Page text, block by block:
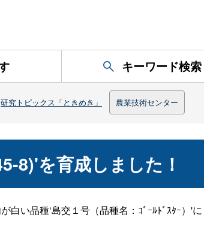
キーワード検索
研究トピックス「ときめき」 農業技術センター
8)'を育成しました！
い品種‘島交１号（品種名：ｺﾞｰﾙﾄﾞｽﾀｰ）'